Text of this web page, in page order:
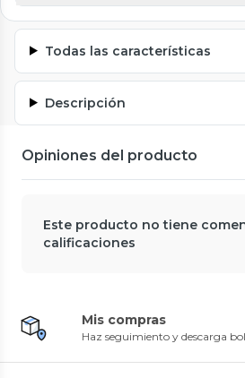
Todas las características
Descripción
Opiniones del producto
Este producto no tiene
calificaciones
Mis compras
Haz seguimiento y descarga